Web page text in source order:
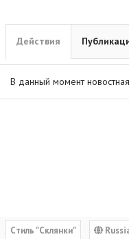
Действия
В данный момент новостная
Cтиль "Склянки"